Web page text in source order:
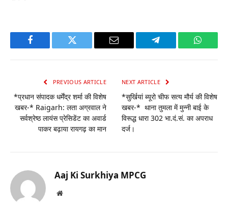
Facebook Twitter Email Telegram
PREVIOUS ARTICLE
*प्रधान संपादक धर्मेंद्र शर्मा की विशेष
खबर-* Raigarh: लता अग्रवाल ने
सर्वश्रेष्ठ लायंस प्रेसिडेंट का अवार्ड
पाकर बढ़ाया रायगढ़ का मान
NEXT ARTICLE
*सुर्खियां ब्यूरो चीफ सत्य मौर्य की विशेष
खबर-* थाना तुमला में मुन्नी बाई के
विरूद्ध धारा 302 भा.दं.सं. का अपराध
दर्ज।
Aaj Ki Surkhiya MPCG
Website